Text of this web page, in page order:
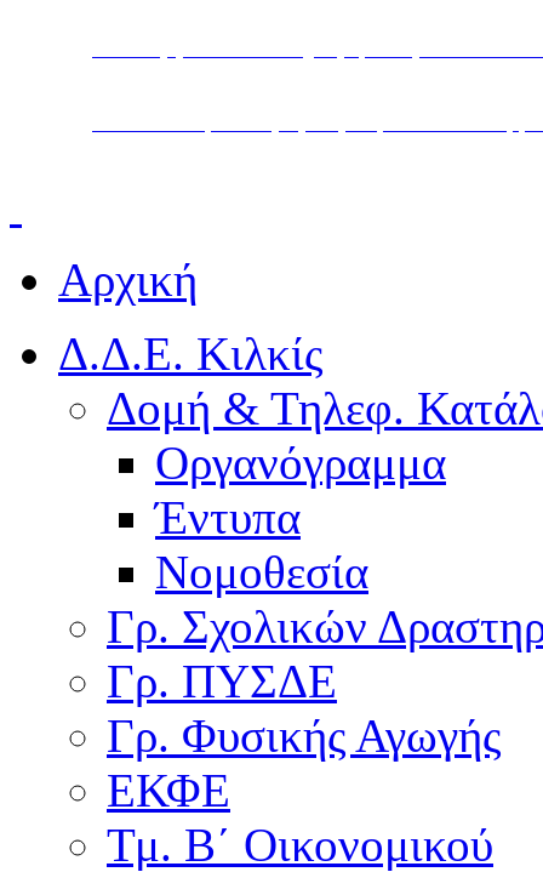
Αρχική
Δ.Δ.Ε. Κιλκίς
Δομή & Τηλεφ.
Οργανόγραμμα
Έντυπα
Νομοθεσία
Γρ. Σχολικών
Γρ. ΠΥΣΔΕ
Γρ. Φυσικής Αγωγής
ΕΚΦΕ
Τμ. Β΄ Οικονομικού